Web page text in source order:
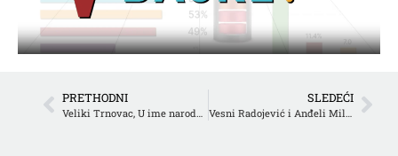
PRETHODNI SLEDEĆI